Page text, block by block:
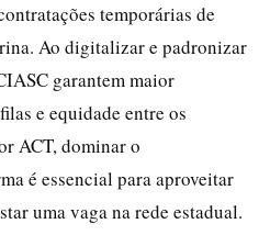
temporárias de
Ao digitalizar e padronizar
garantem maior
e equidade entre os
ACT, dominar o
é essencial para aproveitar
uma vaga na rede estadual.